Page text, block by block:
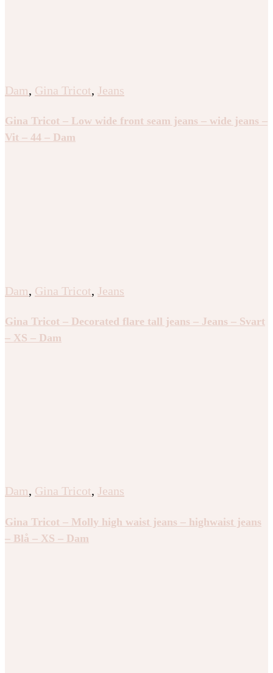
Dam, Gina Tricot, Jeans
Gina Tricot – Low wide front seam jeans – wide jeans –
Vit – 44 – Dam
Dam, Gina Tricot, Jeans
Gina Tricot – Decorated flare tall jeans – Jeans – Svart
– XS – Dam
Dam, Gina Tricot, Jeans
Gina Tricot – Molly high waist jeans – highwaist jeans
– Blå – XS – Dam